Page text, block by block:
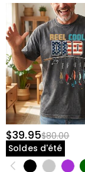
$39.95$80.00
Soldes d'été